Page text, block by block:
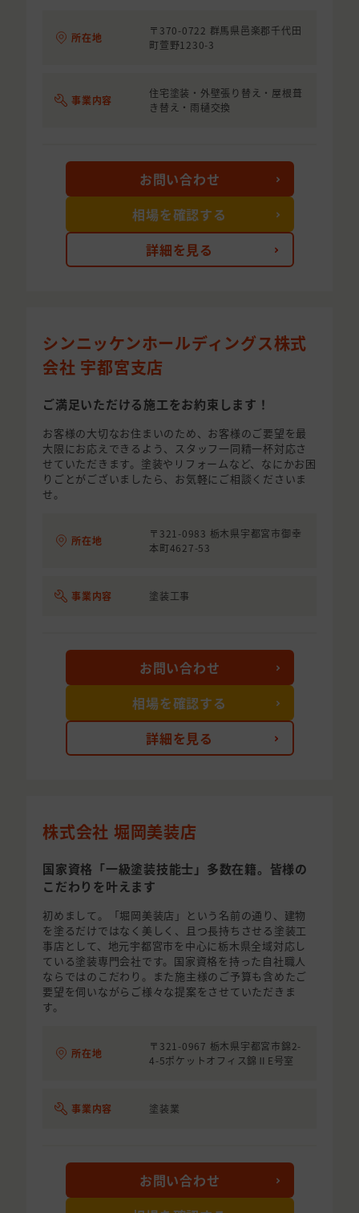
所在地
〒370-0722 群馬県邑楽郡千代田
町萱野1230-3
事業内容
住宅塗装・外壁張り替え・屋根葺
き替え・雨樋交換
詳細を見る
お問い合わせ
相場を確認する
シンニッケンホールディングス株式
会社 宇都宮支店
ご満足いただける施工をお約束します！
お客様の大切なお住まいのため、お客様のご要望を最
大限にお応えできるよう、スタッフ一同精一杯対応さ
せていただきます。塗装やリフォームなど、なにかお困
りごとがございましたら、お気軽にご相談くださいま
せ。
所在地
〒321-0983 栃木県宇都宮市御幸
本町4627-53
事業内容 塗装工事
詳細を見る
お問い合わせ
相場を確認する
株式会社 堀岡美装店
国家資格「一級塗装技能士」多数在籍。皆様の
こだわりを叶えます
初めまして。「堀岡美装店」という名前の通り、建物
を塗るだけではなく美しく、且つ長持ちさせる塗装工
事店として、地元宇都宮市を中心に栃木県全域対応し
ている塗装専門会社です。国家資格を持った自社職人
ならではのこだわり。また施主様のご予算も含めたご
要望を伺いながらご様々な提案をさせていただきま
す。
所在地
〒321-0967 栃木県宇都宮市錦2-
4-5ポケットオフィス錦ⅡE号室
事業内容 塗装業
お問い合わせ